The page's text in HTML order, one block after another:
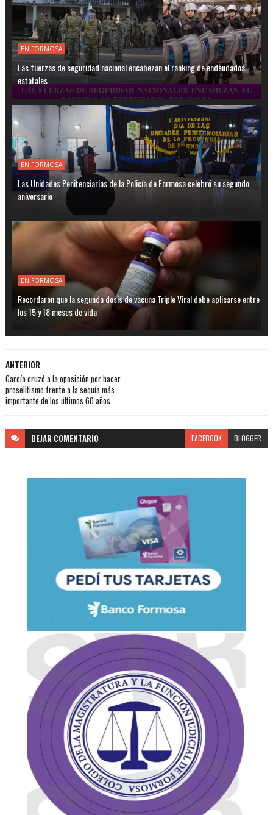
EN FORMOSA
Las fuerzas de seguridad nacional encabezan el ranking de endeudados
estatales
EN FORMOSA
Las Unidades Penitenciarias de la Policía de Formosa celebró su segundo
aniversario
EN FORMOSA
Recordaron que la segunda dosis de vacuna Triple Viral debe aplicarse entre
los 15 y 18 meses de vida
ANTERIOR
García cruzó a la oposición por hacer
proselitismo frente a la sequía más
importante de los últimos 60 años
DEJAR COMENTARIO FACEBOOK BLOGGER